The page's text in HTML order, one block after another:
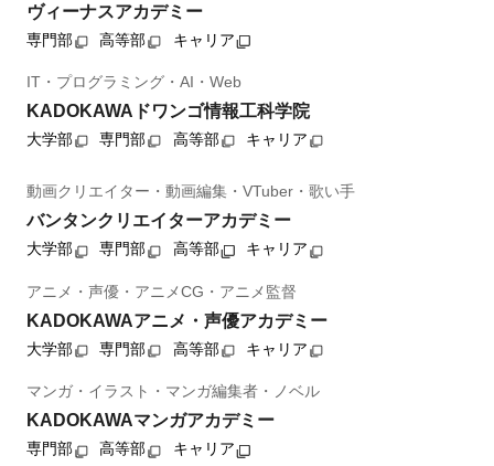
ヴィーナスアカデミー
専門部 高等部 キャリア
IT・プログラミング・AI・Web
KADOKAWAドワンゴ情報工科学院
大学部 専門部 高等部 キャリア
動画クリエイター・動画編集・VTuber・歌い手
バンタンクリエイターアカデミー
大学部 専門部 高等部 キャリア
アニメ・声優・アニメCG・アニメ監督
KADOKAWAアニメ・声優アカデミー
大学部 専門部 高等部 キャリア
マンガ・イラスト・マンガ編集者・ノベル
KADOKAWAマンガアカデミー
専門部 高等部 キャリア